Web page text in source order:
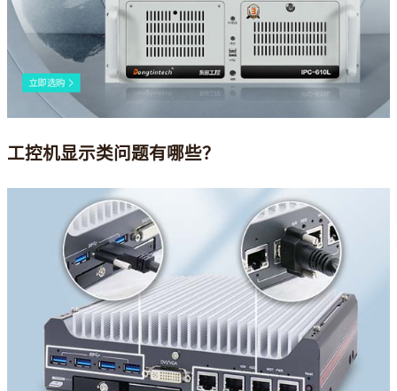
工控机显示类问题有哪些？